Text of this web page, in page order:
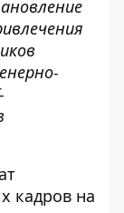
кадров на